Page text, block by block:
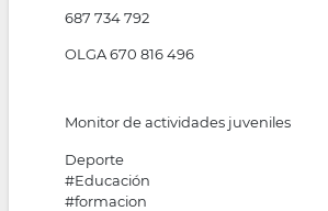
687 734 792
OLGA 670 816 496
Monitor de actividades juveniles
Deporte
#Educación
#formacion